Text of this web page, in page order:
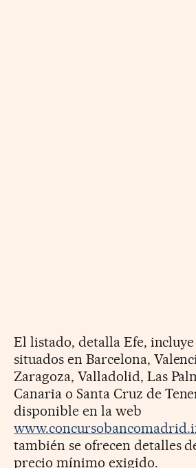
El listado, detalla Efe,
situados en Barcelona,
Zaragoza, Valladolid, Las
Canaria o Santa Cruz de
disponible en la web
también se ofrecen detalles
precio mínimo exigido.